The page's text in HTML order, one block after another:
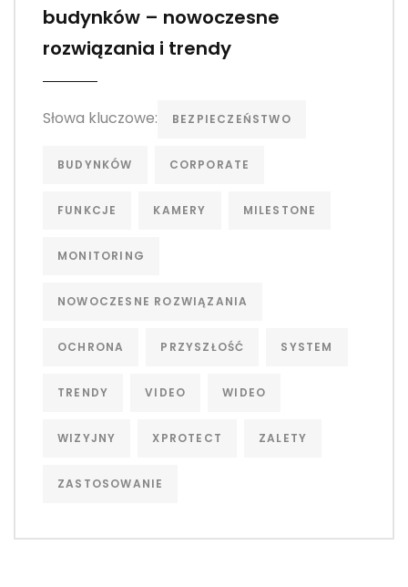
budynków – nowoczesne
rozwiązania i trendy
Słowa kluczowe: BEZPIECZEŃSTWO
BUDYNKÓW CORPORATE
FUNKCJE KAMERY MILESTONE
MONITORING
NOWOCZESNE ROZWIĄZANIA
OCHRONA PRZYSZŁOŚĆ SYSTEM
TRENDY VIDEO WIDEO
WIZYJNY XPROTECT ZALETY
ZASTOSOWANIE